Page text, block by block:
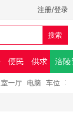
注册/登录
便民 供求 涪陵
室一厅 电脑 车位